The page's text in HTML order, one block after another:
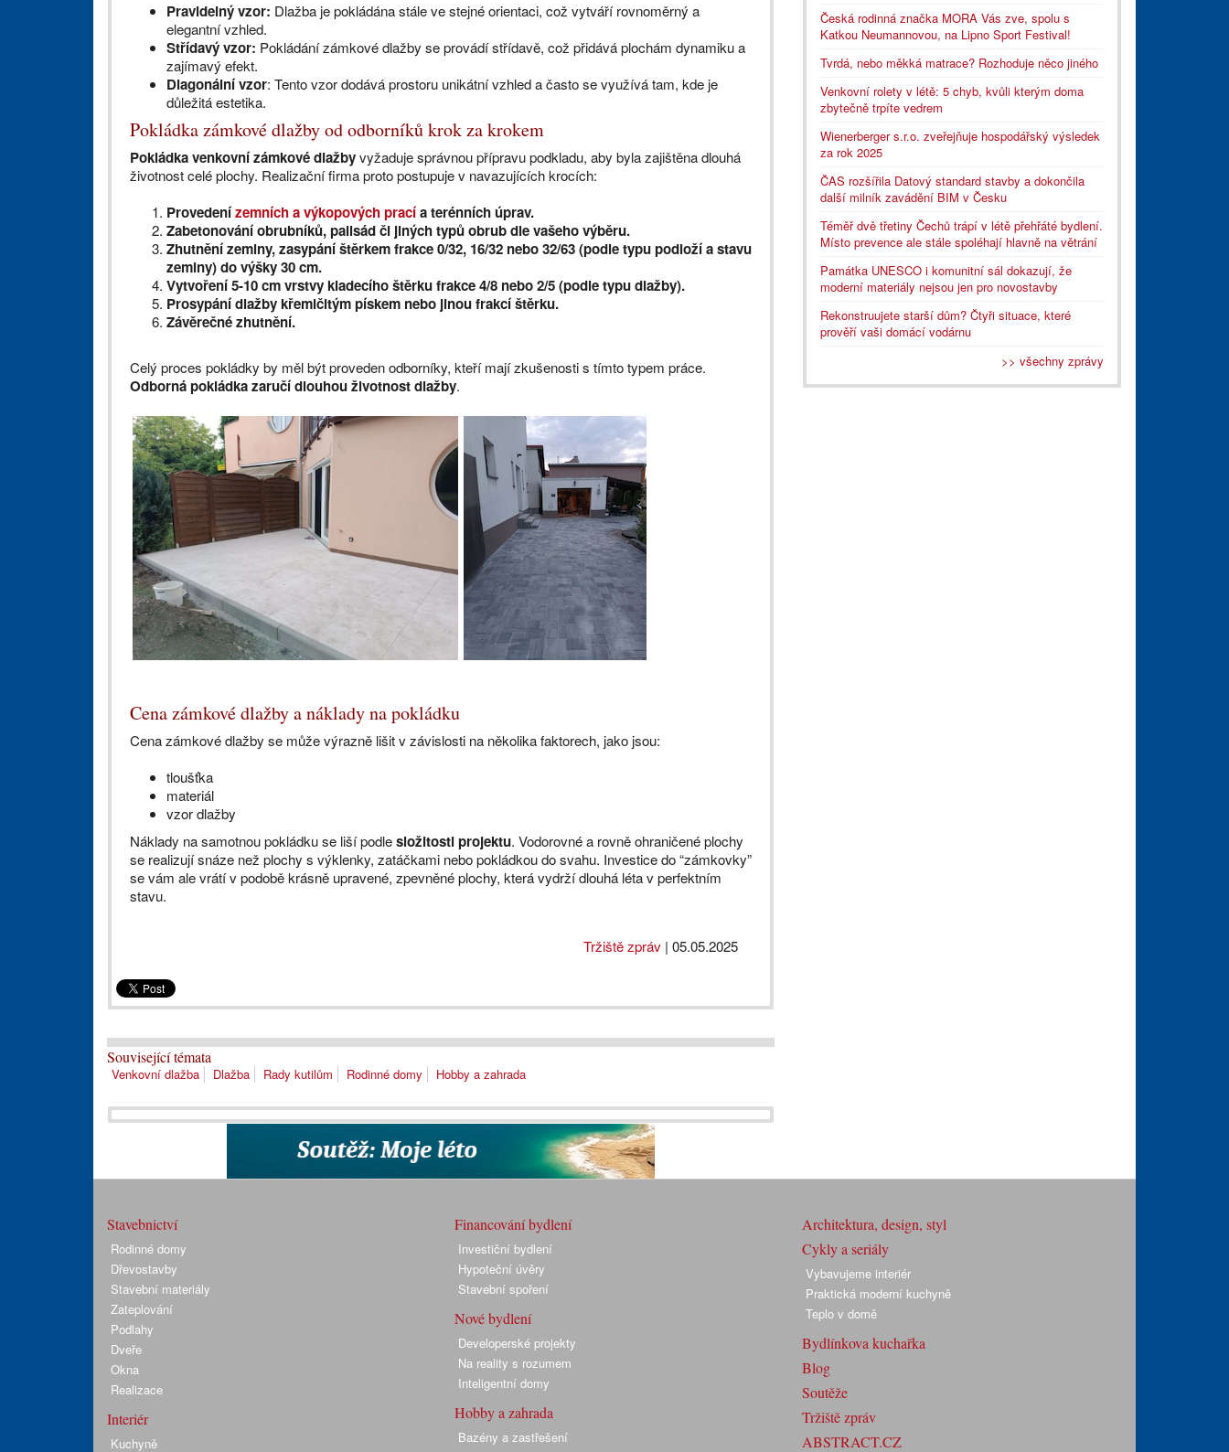
Pravidelný vzor: Dlažba je pokládána stále ve stejné orientaci, což vytváří rovnoměrný a
elegantní vzhled.
Střídavý vzor: Pokládání zámkové dlažby se provádí střídavě, což přidává plochám dynamiku a
zajímavý efekt.
Diagonální vzor: Tento vzor dodává prostoru unikátní vzhled a často se využívá tam, kde je
důležitá estetika.
Pokládka zámkové dlažby od odborníků krok za krokem
Pokládka venkovní zámkové dlažbyvyžaduje správnou přípravu podkladu, aby byla zajištěna dlouhá
životnost celé plochy. Realizační firma proto postupuje v navazujících krocích:
Provedenízemních a výkopových pracía terénních úprav.
Zabetonování obrubníků, palisád či jiných typů obrub dle vašeho výběru.
Zhutnění zeminy, zasypání štěrkem frakce 0/32, 16/32 nebo 32/63 (podle typu podloží a stavu
zeminy) do výšky 30 cm.
Vytvoření 5-10 cm vrstvy kladecího štěrku frakce 4/8 nebo 2/5 (podle typu dlažby).
Prosypání dlažby křemičitým pískem nebo jinou frakcí štěrku.
Závěrečné zhutnění.
Celý proces pokládky by měl být proveden odborníky, kteří mají zkušenosti s tímto typem práce.
Odborná pokládka zaručí dlouhou životnost dlažby.
Cena zámkové dlažby a náklady na pokládku
Cena zámkové dlažby se může výrazně lišit v závislosti na několika faktorech, jako jsou:
tloušťka
materiál
vzor dlažby
Náklady na samotnou pokládku se liší podlesložitosti projektu. Vodorovné a rovně ohraničené plochy
se realizují snáze než plochy s výklenky, zatáčkami nebo pokládkou do svahu. Investice do “zámkovky”
se vám ale vrátí v podobě krásně upravené, zpevněné plochy, která vydrží dlouhá léta v perfektním
stavu.
Tržiště zpráv | 05.05.2025
Související témata
Venkovní dlažba Dlažba Rady kutilům Rodinné domy Hobby a zahrada
Česká rodinná značka MORA Vás zve, spolu s
Katkou Neumannovou, na Lipno Sport Festival!
Tvrdá, nebo měkká matrace? Rozhoduje něco jiného
Venkovní rolety v létě: 5 chyb, kvůli kterým doma
zbytečně trpíte vedrem
Wienerberger s.r.o. zveřejňuje hospodářský výsledek
za rok 2025
ČAS rozšířila Datový standard stavby a dokončila
další milník zavádění BIM v Česku
Téměř dvě třetiny Čechů trápí v létě přehřáté bydlení.
Místo prevence ale stále spoléhají hlavně na větrání
Památka UNESCO i komunitní sál dokazují, že
moderní materiály nejsou jen pro novostavby
Rekonstruujete starší dům? Čtyři situace, které
prověří vaši domácí vodárnu
>> všechny zprávy
Stavebnictví
Rodinné domy
Dřevostavby
Stavební materiály
Zateplování
Podlahy
Dveře
Okna
Realizace
Interiér
Kuchyně
Financování bydlení
Investiční bydlení
Hypoteční úvěry
Stavební spoření
Nové bydlení
Developerské projekty
Na reality s rozumem
Inteligentní domy
Hobby a zahrada
Bazény a zastřešení
Architektura, design, styl
Cykly a seriály
Vybavujeme interiér
Praktická moderní kuchyně
Teplo v domě
Bydlínkova kuchařka
Blog
Soutěže
Tržiště zpráv
ABSTRACT.CZ